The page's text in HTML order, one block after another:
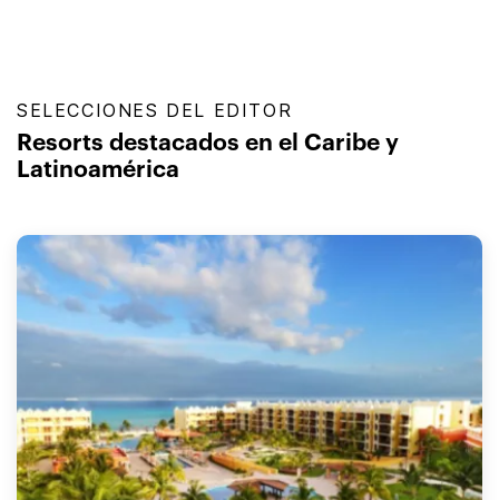
SELECCIONES DEL EDITOR
Resorts destacados en el Caribe y
Latinoamérica